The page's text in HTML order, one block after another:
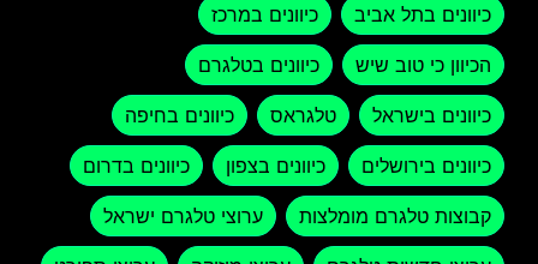
כיוונים בתל אביב
כיוונים במרכז
הכיוון כי טוב שיש כיוונים בטלגרם
כיוונים בישראל טלגראס כיוונים בחיפה
כיוונים בירושלים כיוונים בצפון כיוונים בדרום
קבוצות טלגרם מומלצות ערוצי טלגרם ישראל